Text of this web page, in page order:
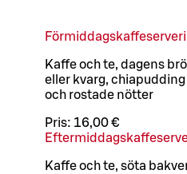
Kaffe och te, dagens
eller kvarg,
och rostade nötter
Pris: 16,00 €
Kaffe och te, söta